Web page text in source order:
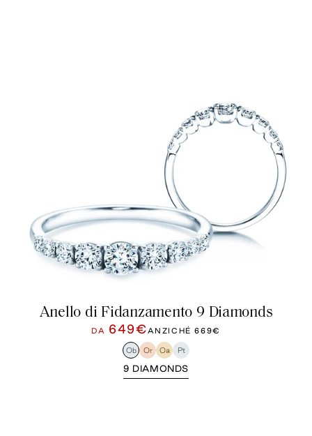
Anello di Fidanzamento 9 Diamonds
DA 649€ANZICHÉ669€
Ob Or Oa Pt
9 DIAMONDS